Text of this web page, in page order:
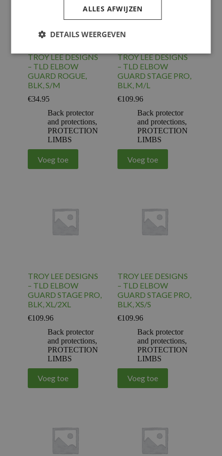
TROY LEE DESIGNS
– TLD ELBOW
GUARD ROGUE,
BLK, S/M
€34.95
Back protector
and protections,
PROTECTION
LIMBS
Voeg toe
TROY LEE DESIGNS
– TLD ELBOW
GUARD STAGE PRO,
BLK, M/L
€109.96
Back protector
and protections,
PROTECTION
LIMBS
Voeg toe
TROY LEE DESIGNS
– TLD ELBOW
GUARD STAGE PRO,
BLK, XL/2XL
€109.96
Back protector
and protections,
PROTECTION
LIMBS
Voeg toe
TROY LEE DESIGNS
– TLD ELBOW
GUARD STAGE PRO,
BLK, XS/S
€109.96
Back protector
and protections,
PROTECTION
LIMBS
Voeg toe
ALLES AFWIJZEN
DETAILS WEERGEVEN